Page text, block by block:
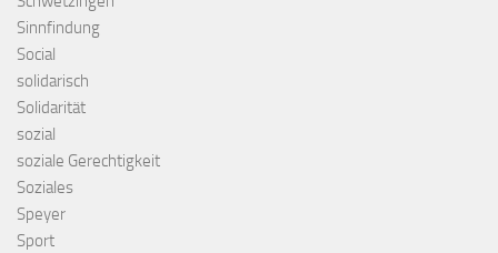
Sinnfindung
Social
solidarisch
Solidarität
sozial
soziale Gerechtigkeit
Soziales
Speyer
Sport